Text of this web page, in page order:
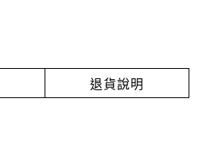
退貨說明